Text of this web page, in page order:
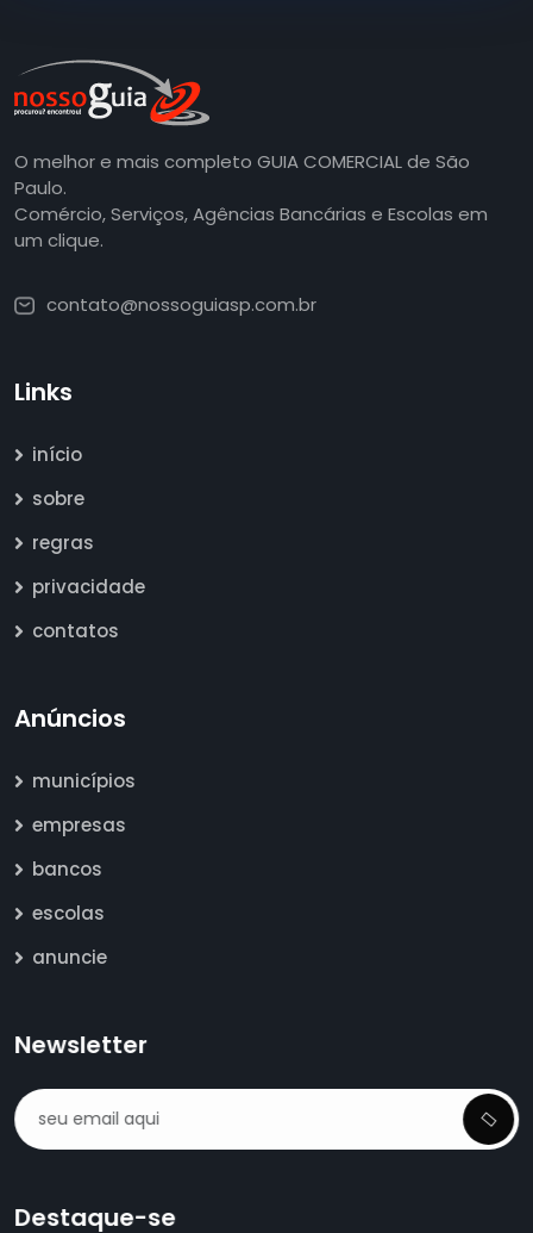
O melhor e mais completo GUIA COMERCIAL de São
Paulo.
Comércio, Serviços, Agências Bancárias e Escolas em
um clique.
contato@nossoguiasp.com.br
Links
início
sobre
regras
privacidade
contatos
Anúncios
municípios
empresas
bancos
escolas
anuncie
Newsletter
Destaque-se